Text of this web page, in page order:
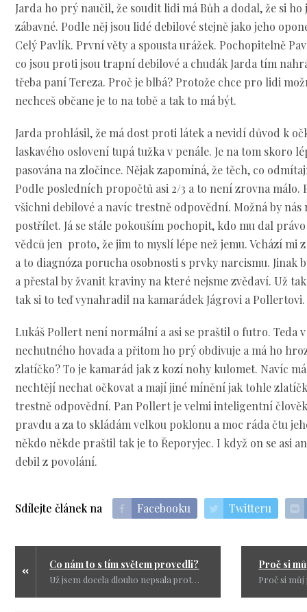
Jarda ho prý naučil, že soudit lidi má Bůh a dodal, že si ho
zábavné. Podle něj jsou lidé debilové stejně jako jeho
Celý Pavlík. První věty a spousta urážek. Pochopitelně
co jsou proti jsou trapní debilové a chudák Jarda tím
třeba paní Tereza. Proč je blbá? Protože chce pro lidi
nechceš občane je to na tobě a tak to má být.
Jarda prohlásil, že má dost proti látek a nevidí důvod k
laskavého oslovení tupá tužka v penále. Je na tom skoro
pasována na zločince. Nějak zapomíná, že těch, co
Podle posledních propočtů asi 2/3 a to není zrovna málo.
všichni debilové a navíc trestně odpovědní. Možná by nás
postřílet. Já se stále pokouším pochopit, kdo mu dal
vědců jen proto, že jim to myslí lépe než jemu. Vchází mi
a to diagnóza porucha osobnosti s prvky narcismu. Jinak
a přestal by žvanit kraviny na které nejsme zvědaví. Už
tak si to teď vynahradil na kamarádek Jágrovi a Pollertovi.
Lukáš Pollert není normální a asi se praštil o futro. Teda
nechutného hovada a přitom ho prý obdivuje a má ho
zlatíčko? To je kamarád jak z kozí nohy kulomet. Navíc
nechtějí nechat očkovat a mají jiné mínění jak tohle
trestně odpovědní. Pan Pollert je velmi inteligentní
pravdu a za to skládám velkou poklonu a moc ráda čtu
někdo někde praštil tak je to Řeporyjec. I když on se asi
debil z povolání.
Sdílejte článek na Facebooku Twitteru
Co nám to s tím světem provedli?
Už jsem docela dlouho nepsala protože jsem docela unavená touto dobou a chtěla bych, aby na světě bylo lépe a lidé obdivovali jiné hodnoty než majetek.